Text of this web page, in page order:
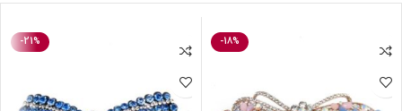
-18%
-21%